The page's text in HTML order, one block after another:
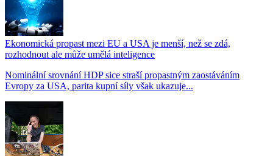
Ekonomická propast mezi EU a USA je menší, než se zdá,
rozhodnout ale může umělá inteligence
Nominální srovnání HDP sice straší propastným zaostáváním
Evropy za USA, parita kupní síly však ukazuje...